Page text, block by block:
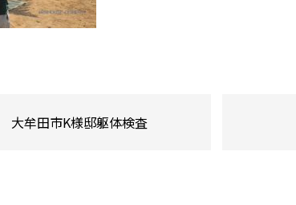
大牟田市K様邸躯体検査